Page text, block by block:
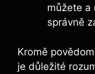
můžete a
správně
Kromě
je důležité